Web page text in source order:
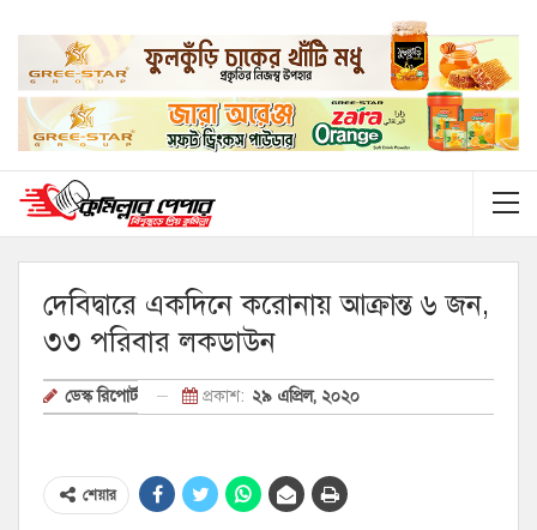
দেবিদ্বারে একদিনে করোনায় আক্রান্ত ৬ জন,
৩৩ পরিবার লকডাউন
ডেস্ক রিপোর্ট প্রকাশ: ২৯ এপ্রিল, ২০২০
শেয়ার